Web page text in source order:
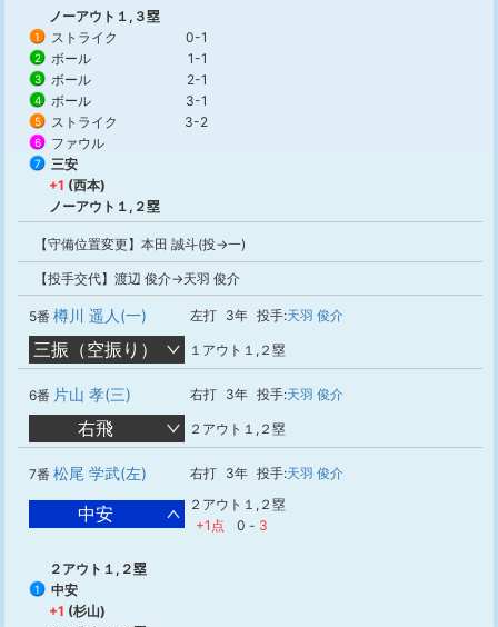
ノーアウト１,３塁
1 ストライク 0-1
2 ボール 1-1
3 ボール 2-1
4 ボール 3-1
5 ストライク 3-2
6 ファウル
7
三安
+1 (西本)
ノーアウト１,２塁
【守備位置変更】本田 誠斗(投→一)
【投手交代】渡辺 俊介→天羽 俊介
5番 樽川 遥人(一) 左打 3年 投手:天羽 俊介
三振（空振り） １アウト１,２塁
6番 片山 孝(三) 右打 3年 投手:天羽 俊介
右飛 ２アウト１,２塁
7番 松尾 学武(左) 右打 3年 投手:天羽 俊介
中安
２アウト１,２塁
+1点
0 - 3
２アウト１,２塁
1
中安
+1 (杉山)